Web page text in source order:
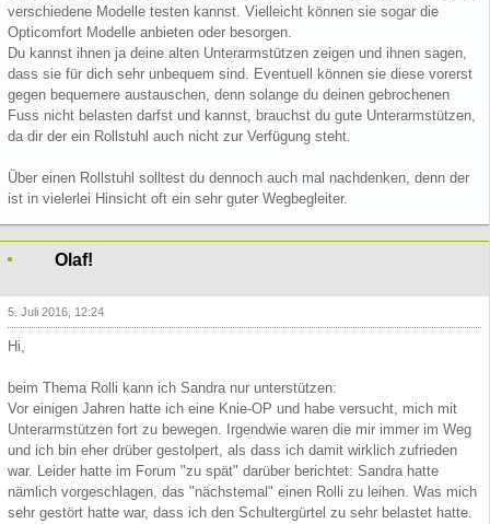
verschiedene Modelle testen kannst. Vielleicht können sie sogar die
Opticomfort Modelle anbieten oder besorgen.
Du kannst ihnen ja deine alten Unterarmstützen zeigen und ihnen sagen,
dass sie für dich sehr unbequem sind. Eventuell können sie diese vorerst
gegen bequemere austauschen, denn solange du deinen gebrochenen
Fuss nicht belasten darfst und kannst, brauchst du gute Unterarmstützen,
da dir der ein Rollstuhl auch nicht zur Verfügung steht.
Über einen Rollstuhl solltest du dennoch auch mal nachdenken, denn der
ist in vielerlei Hinsicht oft ein sehr guter Wegbegleiter.
Olaf!
5. Juli 2016, 12:24
Hi,
beim Thema Rolli kann ich Sandra nur unterstützen:
Vor einigen Jahren hatte ich eine Knie-OP und habe versucht, mich mit
Unterarmstützen fort zu bewegen. Irgendwie waren die mir immer im Weg
und ich bin eher drüber gestolpert, als dass ich damit wirklich zufrieden
war. Leider hatte im Forum "zu spät" darüber berichtet: Sandra hatte
nämlich vorgeschlagen, das "nächstemal" einen Rolli zu leihen. Was mich
sehr gestört hatte war, dass ich den Schultergürtel zu sehr belastet hatte.